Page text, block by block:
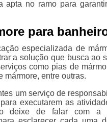
apta no ramo para
para
especializada de
a solução que busca ao
como pias de
mármore, entre outras.
um serviço de
executarem as
deixe de falar com a